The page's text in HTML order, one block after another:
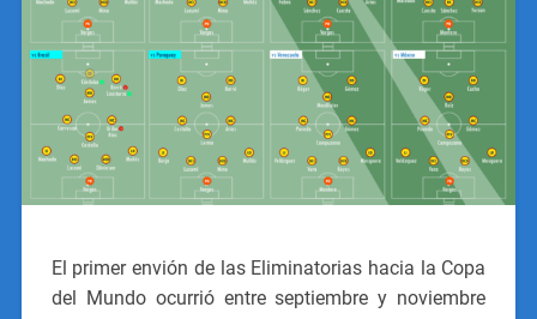
El primer envión de las Eliminatorias hacia la Copa
del Mundo ocurrió entre septiembre y noviembre